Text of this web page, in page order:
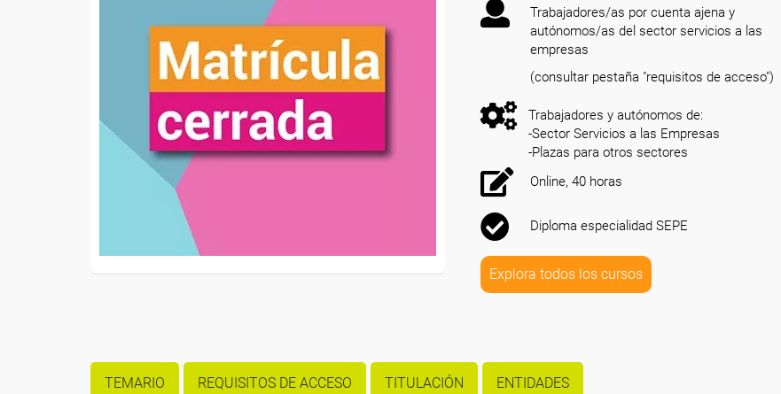
Trabajadores/as por cuenta ajena y
autónomos/as del sector servicios a las
empresas
(consultar pestaña "requisitos de acceso")
Trabajadores y autónomos de:
-Sector Servicios a las Empresas
-Plazas para otros sectores
Online, 40 horas
Diploma especialidad SEPE
Explora todos los cursos
TEMARIO REQUISITOS DE ACCESO TITULACIÓN ENTIDADES